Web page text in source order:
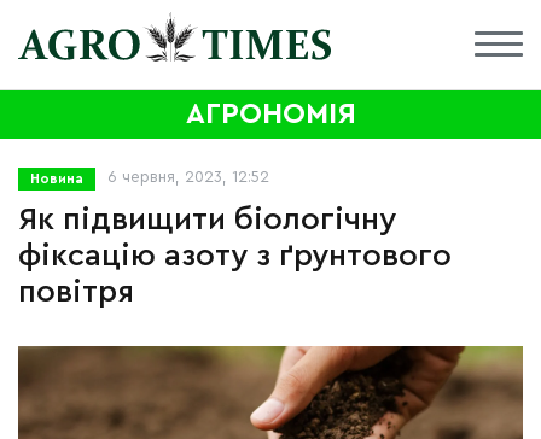
АГРОНОМІЯ
Новина 6 червня, 2023, 12:52
Як підвищити біологічну
фіксацію азоту з ґрунтового
повітря